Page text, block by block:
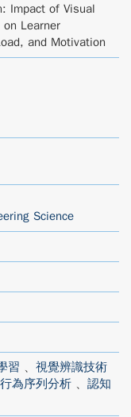
Impact of Visual
on Learner
and Motivation
Science
習 、 視覺辨識技術
行為序列分析 、 認知